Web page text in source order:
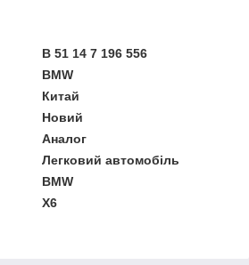
B 51 14 7 196 556
BMW
Китай
Новий
Аналог
Легковий автомобіль
BMW
X6